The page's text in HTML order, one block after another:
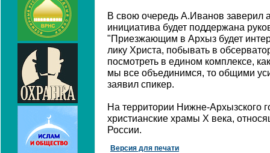
В свою очередь А.Иванов заверил
инициатива будет поддержана
"Приезжающим в Архыз будет
лику Христа, побывать в
посмотреть в едином комплексе,
мы все объединимся, то общими
заявил спикер.
На территории Нижне-Архызского
христианские храмы X века,
России.
Версия для печати